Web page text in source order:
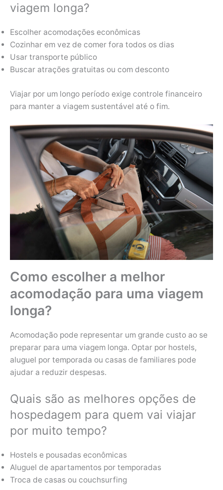
viagem longa?
Escolher acomodações econômicas
Cozinhar em vez de comer fora todos os dias
Usar transporte público
Buscar atrações gratuitas ou com desconto
Viajar por um longo período exige controle financeiro
para manter a viagem sustentável até o fim.
Como escolher a melhor
acomodação para uma viagem
longa?
Acomodação pode representar um grande custo ao se
preparar para uma viagem longa. Optar por hostels,
aluguel por temporada ou casas de familiares pode
ajudar a reduzir despesas.
Quais são as melhores opções de
hospedagem para quem vai viajar
por muito tempo?
Hostels e pousadas econômicas
Aluguel de apartamentos por temporadas
Troca de casas ou couchsurfing